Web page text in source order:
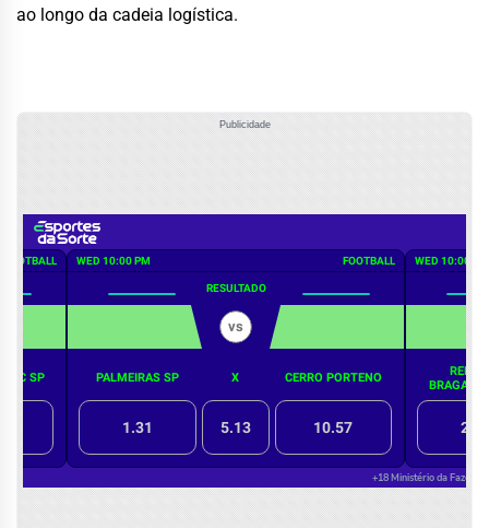
ao longo da cadeia logística.
Publicidade